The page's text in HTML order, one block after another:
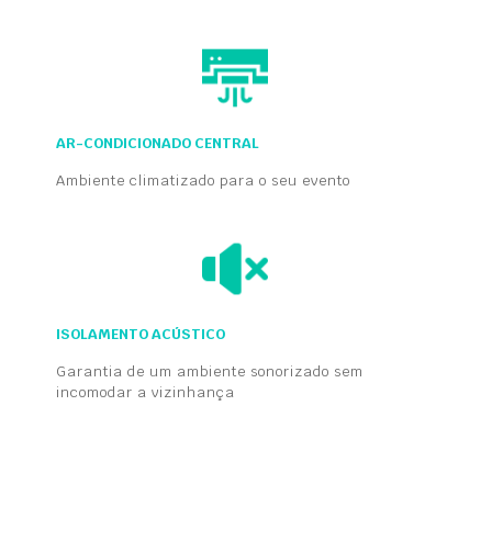
AR-CONDICIONADO CENTRAL
Ambiente climatizado para o seu evento
ISOLAMENTO ACÚSTICO
Garantia de um ambiente sonorizado sem
incomodar a vizinhança